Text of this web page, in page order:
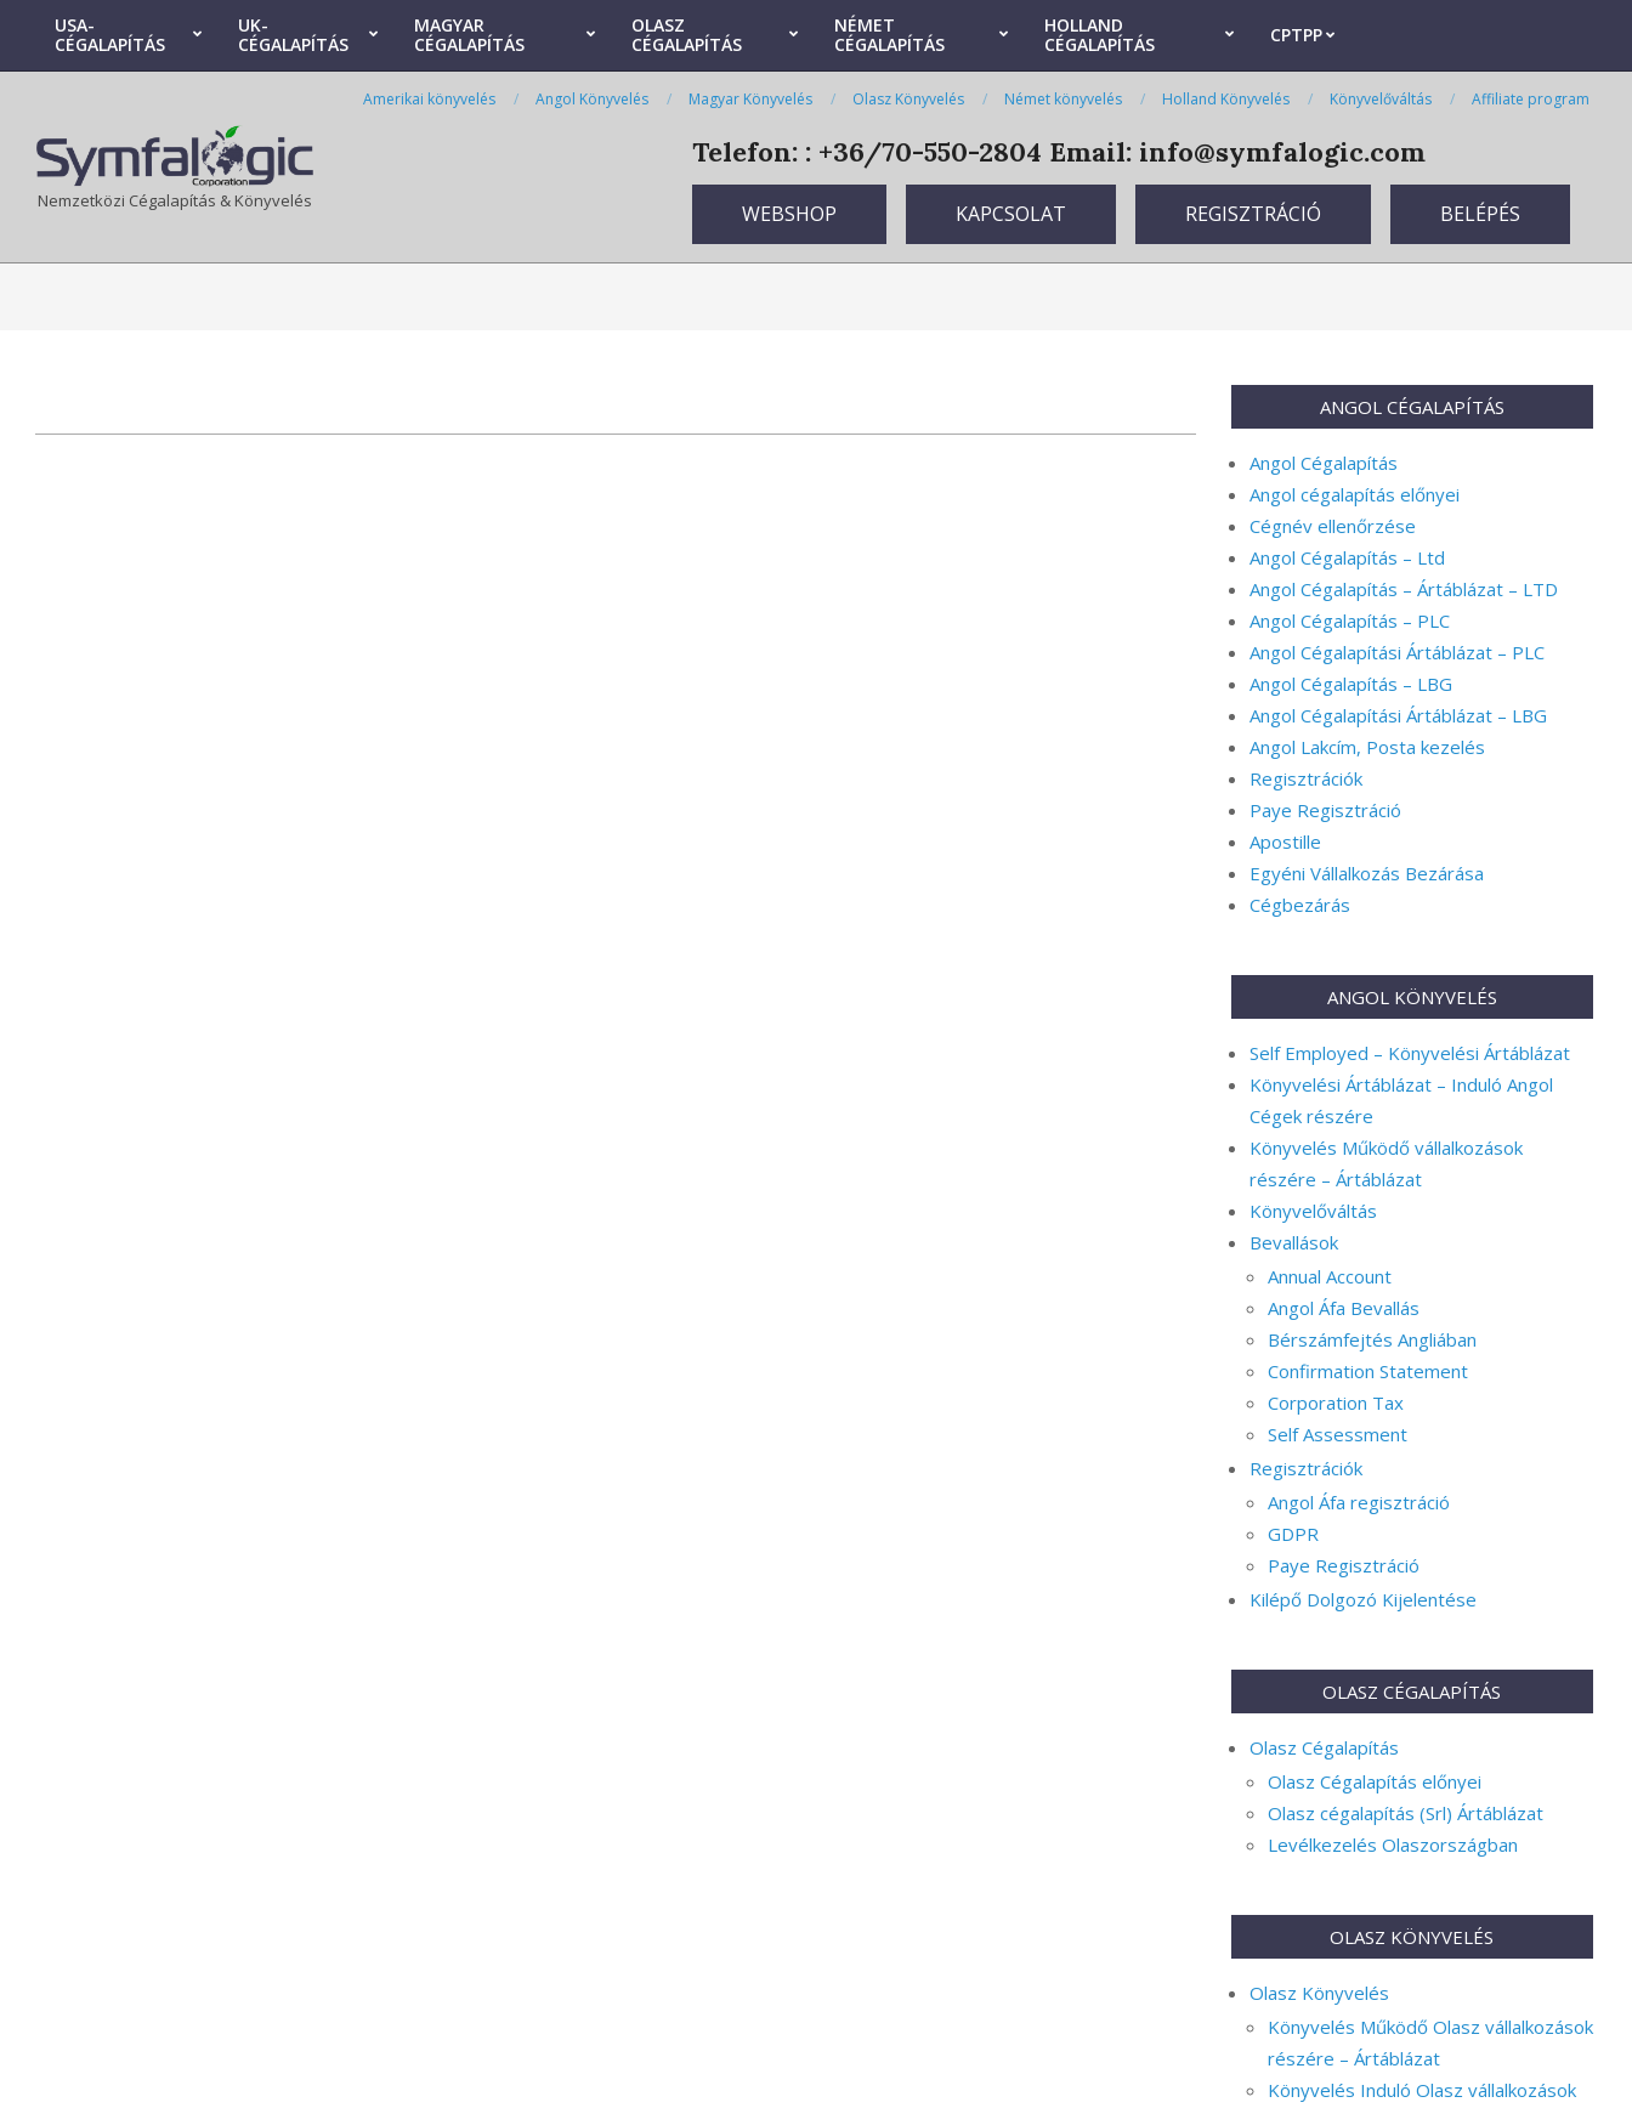
content
Primary
USA-
CÉGALAPÍTÁS
UK-
CÉGALAPÍTÁS
MAGYAR
CÉGALAPÍTÁS
OLASZ
CÉGALAPÍTÁS
NÉMET
CÉGALAPÍTÁS
HOLLAND
CÉGALAPÍTÁS
CPTPP
Nemzetközi Cégalapítás & Könyvelés
Amerikai könyvelés Angol Könyvelés Magyar Könyvelés Olasz Könyvelés Német könyvelés Holland Könyvelés Könyvelőváltás Affiliate program
Telefon: : +36/70-550-2804 Email: info@symfalogic.com
WEBSHOP KAPCSOLAT REGISZTRÁCIÓ BELÉPÉS
ANGOL CÉGALAPÍTÁS
Angol Cégalapítás
Angol cégalapítás előnyei
Cégnév ellenőrzése
Angol Cégalapítás – Ltd
Angol Cégalapítás – Ártáblázat – LTD
Angol Cégalapítás – PLC
Angol Cégalapítási Ártáblázat – PLC
Angol Cégalapítás – LBG
Angol Cégalapítási Ártáblázat – LBG
Angol Lakcím, Posta kezelés
Regisztrációk
Paye Regisztráció
Apostille
Egyéni Vállalkozás Bezárása
Cégbezárás
ANGOL KÖNYVELÉS
Self Employed – Könyvelési Ártáblázat
Könyvelési Ártáblázat – Induló Angol
Cégek részére
Könyvelés Működő vállalkozások
részére – Ártáblázat
Könyvelőváltás
Bevallások
Annual Account
Angol Áfa Bevallás
Bérszámfejtés Angliában
Confirmation Statement
Corporation Tax
Self Assessment
Regisztrációk
Angol Áfa regisztráció
GDPR
Paye Regisztráció
Kilépő Dolgozó Kijelentése
OLASZ CÉGALAPÍTÁS
Olasz Cégalapítás
Olasz Cégalapítás előnyei
Olasz cégalapítás (Srl) Ártáblázat
Levélkezelés Olaszországban
OLASZ KÖNYVELÉS
Olasz Könyvelés
Könyvelés Működő Olasz vállalkozások
részére – Ártáblázat
Könyvelés Induló Olasz vállalkozások